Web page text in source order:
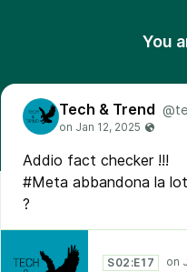
You
Tech & Trend
Addio fact checker !!!
#Meta abbandona la
?
S02:E17